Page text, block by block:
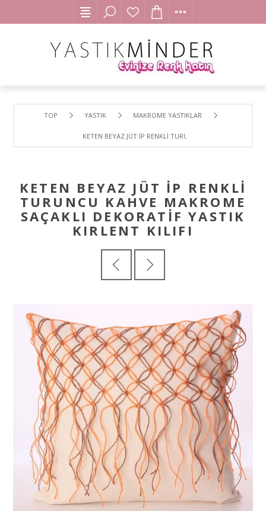
TOP YASTIK MAKROME YASTIKLAR
KETEN BEYAZ JÜT İP RENKLİ TURUNCU KAHVE MAKROME
KETEN BEYAZ JÜT İP RENKLİ
TURUNCU KAHVE MAKROME
SAÇAKLI DEKORATİF YASTIK
KIRLENT KILIFI